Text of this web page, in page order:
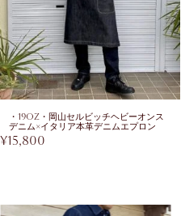
・19oz・岡山セルビッチヘビーオンス
デニム×イタリア本革デニムエプロン
¥15,800